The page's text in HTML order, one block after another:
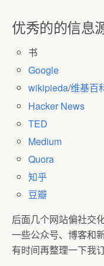
优秀的的信息
书
Google
wikipieda/维基百
Hacker News
TED
Medium
Quora
知乎
豆瓣
后面几个网站偏社交
一些公众号、 博客和
有时间再整理一下我